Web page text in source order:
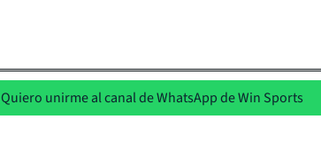
Quiero unirme al canal de WhatsApp de Win Sports